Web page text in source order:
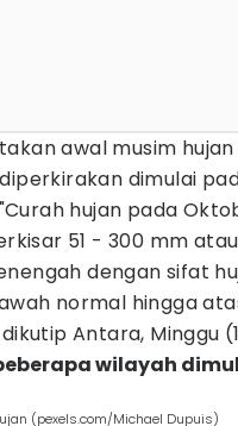
awal musim hujan
dimulai
hujan pada
51 - 300 mm
dengan sifat
normal hingga
Antara, Minggu
wilayah
(pexels.com/Michael Dupuis)